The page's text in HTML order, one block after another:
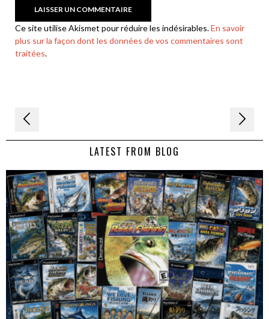
Ce site utilise Akismet pour réduire les indésirables.En savoir
plus sur la façon dont les données de vos commentaires sont
traitées.
Navigation
de LATEST FROM BLOG